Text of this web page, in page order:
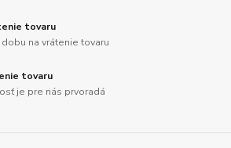
tovaru
na vrátenie tovaru
tovaru
je pre nás prvoradá